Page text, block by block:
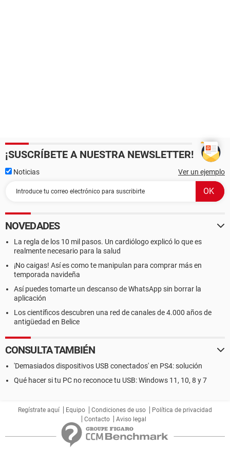
¡SUSCRÍBETE A NUESTRA NEWSLETTER!
Noticias Ver un ejemplo
NOVEDADES
La regla de los 10 mil pasos. Un cardiólogo explicó lo que es
realmente necesario para la salud
¡No caigas! Así es como te manipulan para comprar más en
temporada navideña
Así puedes tomarte un descanso de WhatsApp sin borrar la
aplicación
Los científicos descubren una red de canales de 4.000 años de
antigüedad en Belice
CONSULTA TAMBIÉN
'Demasiados dispositivos USB conectados' en PS4: solución
Qué hacer si tu PC no reconoce tu USB: Windows 11, 10, 8 y 7
Regístrate aquí Equipo Condiciones de uso
Política de privacidad
Contacto
Aviso legal